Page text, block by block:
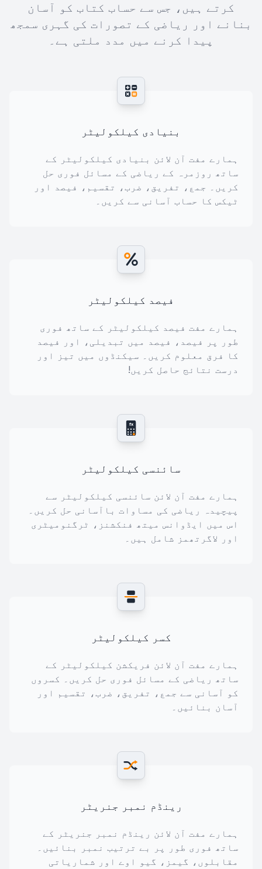
کرتے ہیں، جس سے حساب کتاب کو آسان
بنانے اور ریاضی کے تصورات کی گہری سمجھ
پیدا کرنے میں مدد ملتی ہے۔
بنیادی کیلکولیٹر
ہمارے مفت آن لائن بنیادی کیلکولیٹر کے
ساتھ روزمرہ کے ریاضی کے مسائل فوری حل
کریں۔ جمع، تفریق، ضرب، تقسیم، فیصد اور
ٹیکس کا حساب آسانی سے کریں۔
فیصد کیلکولیٹر
ہمارے مفت فیصد کیلکولیٹر کے ساتھ فوری
طور پر فیصد، فیصد میں تبدیلی، اور فیصد
کا فرق معلوم کریں۔ سیکنڈوں میں تیز اور
درست نتائج حاصل کریں!
fx
سائنسی کیلکولیٹر
ہمارے مفت آن لائن سائنسی کیلکولیٹر سے
پیچیدہ ریاضی کی مساوات باآسانی حل کریں۔
اس میں ایڈوانس میتھ فنکشنز، ٹرگنومیٹری
اور لاگرتھمز شامل ہیں۔
کسر کیلکولیٹر
ہمارے مفت آن لائن فریکشن کیلکولیٹر کے
ساتھ ریاضی کے مسائل فوری حل کریں۔ کسروں
کو آسانی سے جمع، تفریق، ضرب، تقسیم اور
آسان بنائیں۔
رینڈم نمبر جنریٹر
ہمارے مفت آن لائن رینڈم نمبر جنریٹر کے
ساتھ فوری طور پر بے ترتیب نمبر بنائیں۔
مقابلوں، گیمز، گیو اوے اور شماریاتی